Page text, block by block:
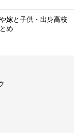
嫁と子供・出身高校
め